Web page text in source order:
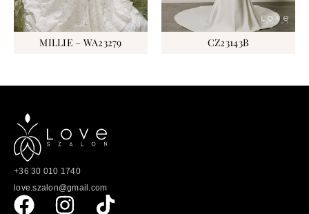
MILLIE – WA23279 CZ23143B
+36 30 010 1740
love.szalon@gmail.com